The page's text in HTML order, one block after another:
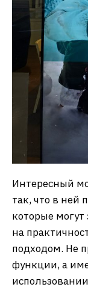
Интересный
так, что в ней
которые могут
на
подходом. Не
функции, а